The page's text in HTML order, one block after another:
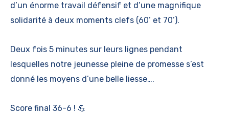
d’un énorme travail défensif et d’une magnifique
solidarité à deux moments clefs (60’ et 70’).
Deux fois 5 minutes sur leurs lignes pendant
lesquelles notre jeunesse pleine de promesse s’est
donné les moyens d’une belle liesse….
Score final 36-6 ! 💪